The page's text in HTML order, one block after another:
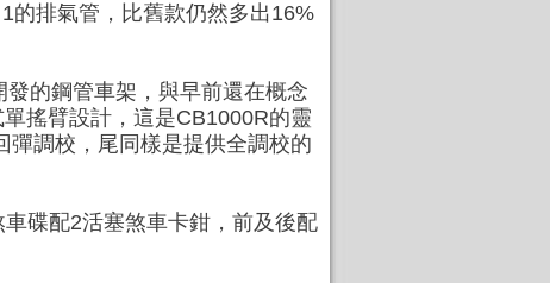
的排氣管，比舊款仍然多出16%
的鋼管車架，與早前還在概念
搖臂設計，這是CB1000R的靈
調校，尾同樣是提供全調校的
碟配2活塞煞車卡鉗，前及後配